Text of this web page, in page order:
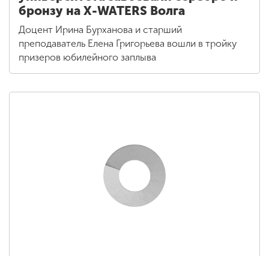
бронзу на X-WATERS Волга
Доцент Ирина Бурханова и старший
преподаватель Елена Григорьева вошли в тройку
призеров юбилейного заплыва